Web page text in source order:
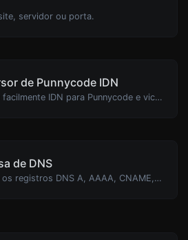
servidor ou porta.
de Punnycode IDN
Converta facilmente IDN para Punnycode e vice-versa.
de DNS
Encontre os registros DNS A, AAAA, CNAME, MX, NS, TXT, SOA de um host.